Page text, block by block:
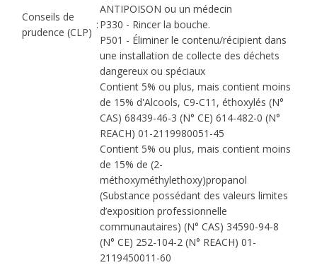
Conseils de
prudence (CLP)
:
ANTIPOISON ou un médecin
P330 - Rincer la bouche.
P501 - Éliminer le contenu/récipient dans
une installation de collecte des déchets
dangereux ou spéciaux
Contient 5% ou plus, mais contient moins
de 15% d'Alcools, C9-C11, éthoxylés (N°
CAS) 68439-46-3 (N° CE) 614-482-0 (N°
REACH) 01-2119980051-45
Contient 5% ou plus, mais contient moins
de 15% de (2-
méthoxyméthylethoxy)propanol
(Substance possédant des valeurs limites
d’exposition professionnelle
communautaires) (N° CAS) 34590-94-8
(N° CE) 252-104-2 (N° REACH) 01-
2119450011-60